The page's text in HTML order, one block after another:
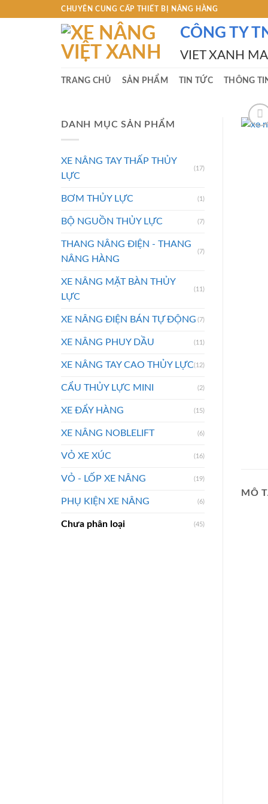
CHUYÊN CUNG CẤP THIẾT BỊ NÂNG HÀNG
CÔNG TY
VIET XANH
TRANG CHỦ SẢN PHẨM TIN TỨC THÔNG
DANH MỤC SẢN PHẨM
XE NÂNG TAY THẤP THỦY
LỰC
(17)
BƠM THỦY LỰC (1)
BỘ NGUỒN THỦY LỰC (7)
THANG NÂNG ĐIỆN - THANG
NÂNG HÀNG
(7)
XE NÂNG MẶT BÀN THỦY
LỰC
(11)
XE NÂNG ĐIỆN BÁN TỰ ĐỘNG (7)
XE NÂNG PHUY DẦU (11)
XE NÂNG TAY CAO THỦY LỰC(12)
CẨU THỦY LỰC MINI (2)
XE ĐẨY HÀNG (15)
XE NÂNG NOBLELIFT (6)
VỎ XE XÚC (16)
VỎ - LỐP XE NÂNG (19)
PHỤ KIỆN XE NÂNG (6)
Chưa phân loại (45)
MÔ